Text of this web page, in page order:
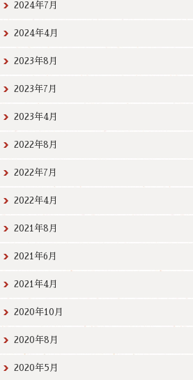
2024年7月
2024年4月
2023年8月
2023年7月
2023年4月
2022年8月
2022年7月
2022年4月
2021年8月
2021年6月
2021年4月
2020年10月
2020年8月
2020年5月